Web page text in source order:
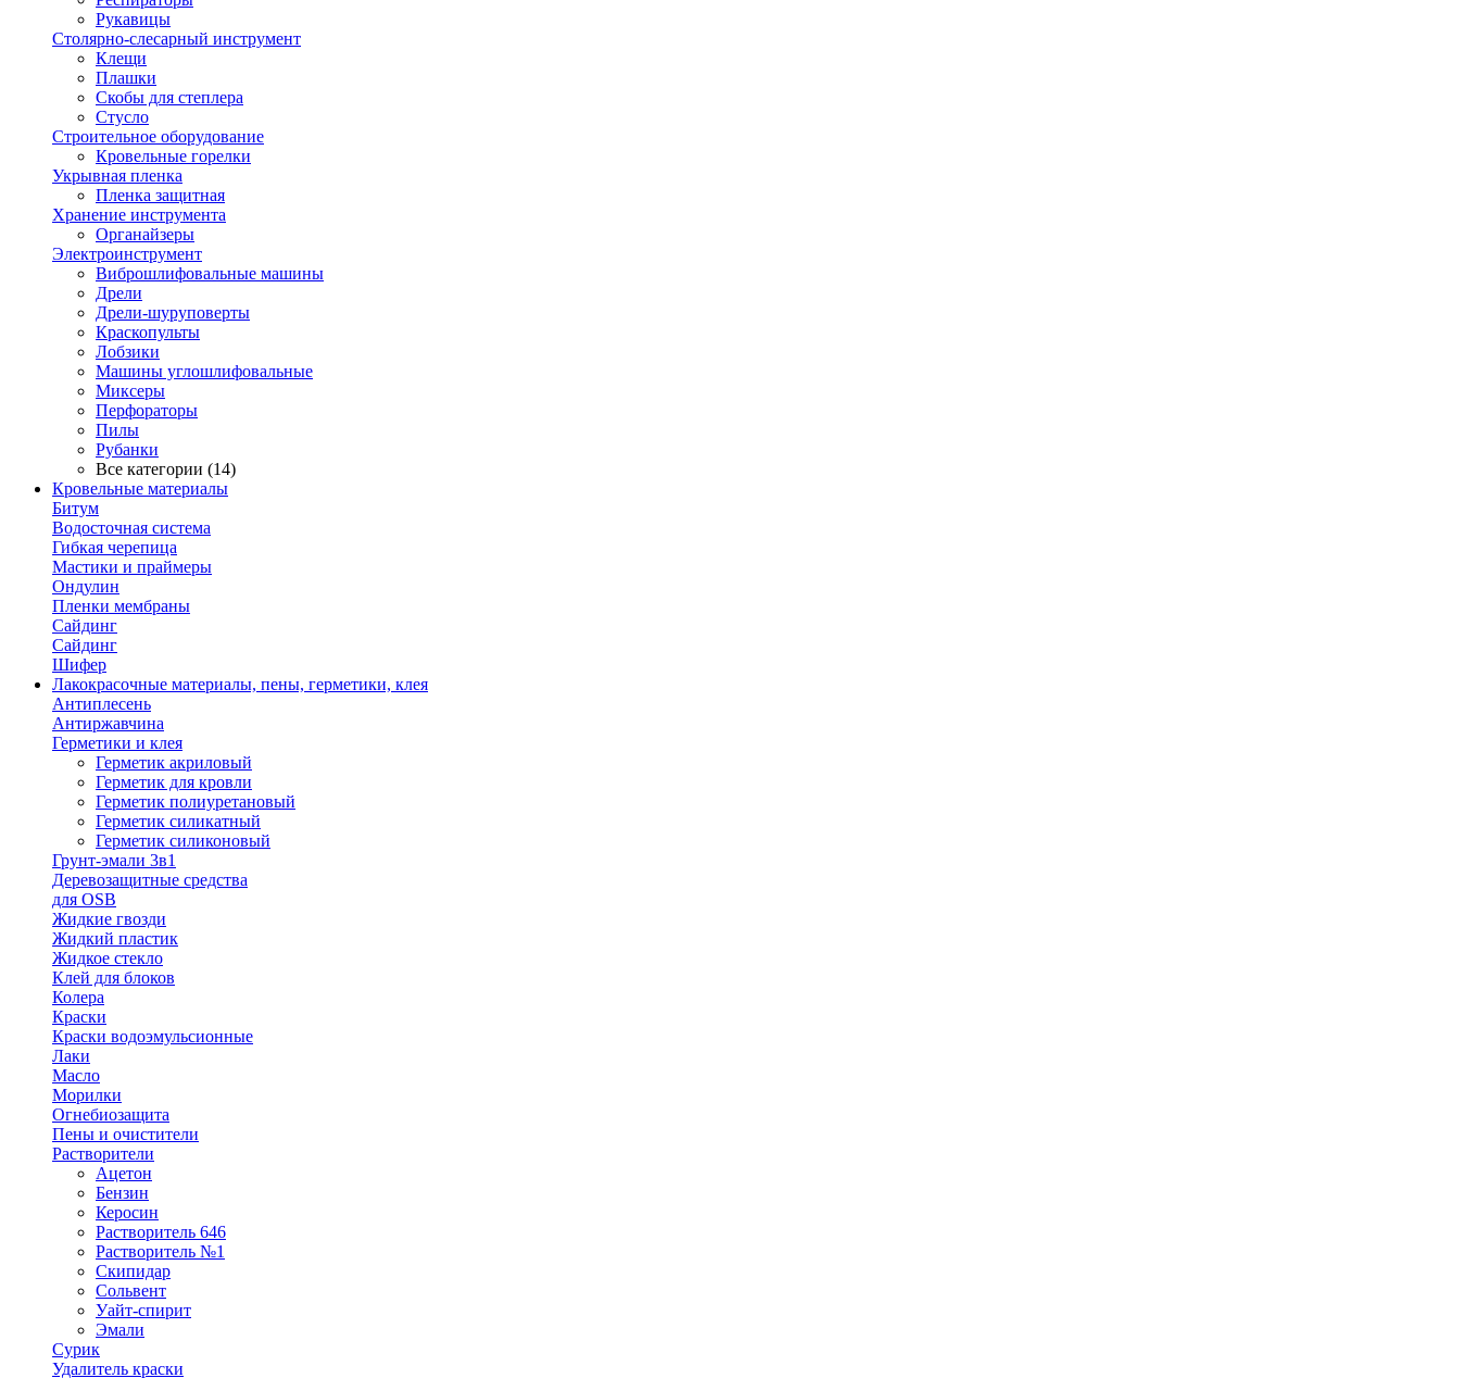
Рукавицы
Столярно-слесарный инструмент
Клещи
Плашки
Скобы для степлера
Стусло
Строительное оборудование
Кровельные горелки
Укрывная пленка
Пленка защитная
Хранение инструмента
Органайзеры
Электроинструмент
Виброшлифовальные машины
Дрели
Дрели-шуруповерты
Краскопульты
Лобзики
Машины углошлифовальные
Миксеры
Перфораторы
Пилы
Рубанки
Все категории (14)
Кровельные материалы
Битум
Водосточная система
Гибкая черепица
Мастики и праймеры
Ондулин
Пленки мембраны
Сайдинг
Сайдинг
Шифер
Лакокрасочные материалы, пены, герметики, клея
Антиплесень
Антиржавчина
Герметики и клея
Герметик акриловый
Герметик для кровли
Герметик полиуретановый
Герметик силикатный
Герметик силиконовый
Грунт-эмали 3в1
Деревозащитные средства
для OSB
Жидкие гвозди
Жидкий пластик
Жидкое стекло
Клей для блоков
Колера
Краски
Краски водоэмульсионные
Лаки
Масло
Морилки
Огнебиозащита
Пены и очистители
Растворители
Ацетон
Бензин
Керосин
Растворитель 646
Растворитель №1
Скипидар
Сольвент
Уайт-спирит
Эмали
Сурик
Удалитель краски